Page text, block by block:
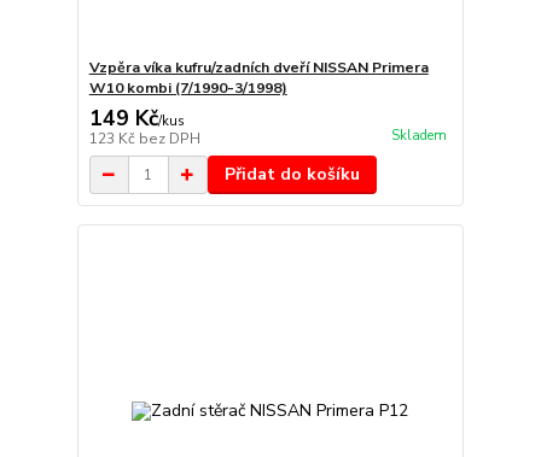
Vzpěra víka kufru/zadních dveří NISSAN Primera
W10 kombi (7/1990-3/1998)
149 Kč/kus
123 Kč bez DPH Skladem
Přidat do košíku